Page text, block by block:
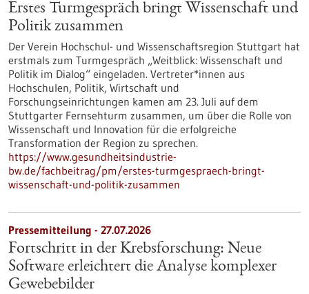
Erstes Turmgespräch bringt Wissenschaft und
Politik zusammen
Der Verein Hochschul- und Wissenschaftsregion Stuttgart hat
erstmals zum Turmgespräch „Weitblick: Wissenschaft und
Politik im Dialog“ eingeladen. Vertreter*innen aus
Hochschulen, Politik, Wirtschaft und
Forschungseinrichtungen kamen am 23. Juli auf dem
Stuttgarter Fernsehturm zusammen, um über die Rolle von
Wissenschaft und Innovation für die erfolgreiche
Transformation der Region zu sprechen.
https://www.gesundheitsindustrie-
bw.de/fachbeitrag/pm/erstes-turmgespraech-bringt-
wissenschaft-und-politik-zusammen
Pressemitteilung - 27.07.2026
Fortschritt in der Krebsforschung: Neue
Software erleichtert die Analyse komplexer
Gewebebilder